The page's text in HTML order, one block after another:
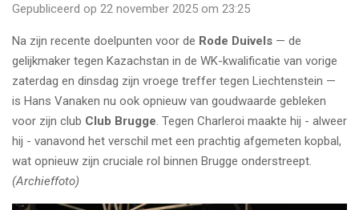
Gepubliceerd op 22 november 2025 om 23:25
Na zijn recente doelpunten voor de Rode Duivels — de
gelijkmaker tegen Kazachstan in de WK-kwalificatie van vorige
zaterdag en dinsdag zijn vroege treffer tegen Liechtenstein —
is Hans Vanaken nu ook opnieuw van goudwaarde gebleken
voor zijn club Club Brugge. Tegen Charleroi maakte hij - alweer
hij - vanavond het verschil met een prachtig afgemeten kopbal,
wat opnieuw zijn cruciale rol binnen Brugge onderstreept.
(Archieffoto)